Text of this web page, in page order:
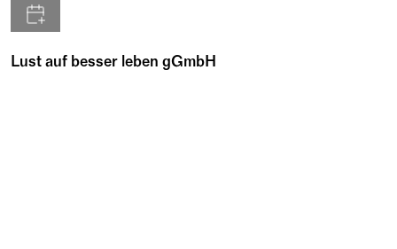
Lust auf besser leben gGmbH